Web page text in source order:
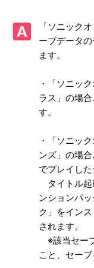
ス】プレイ動画や
公開してもいいで
ス】エンディング
りしますか、エン
ょうか
ス】シェア機能に
レイ動画の録画や
れている機能はあ
【Xbox One・
ス】実績は「ソニ
【Xbox One・
ス】Xbox Series
れとも別々になり
「ソニック
ーブデータ
ます。
・「ソニッ
ラス」の場
す。
・「ソニッ
ンズ」の場
でプレイした
タイトル起
ンションパ
ク」をイン
されます。
※該当セー
こと、セー